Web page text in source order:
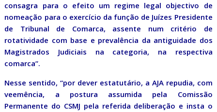
consagra para o efeito um regime legal objectivo de
nomeação para o exercício da função de Juízes Presidente
de Tribunal de Comarca, assente num critério de
rotatividade com base e prevalência da antiguidade dos
Magistrados Judiciais na categoria, na respectiva
comarca”.
Nesse sentido, “por dever estatutário, a AJA repudia, com
veemência, a postura assumida pela Comissão
Permanente do CSMJ pela referida deliberação e insta o